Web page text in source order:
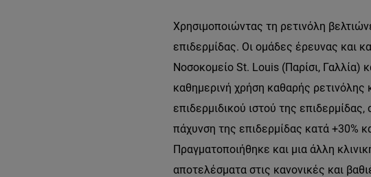
Χρησιμοποιώντας τη ρετινόλη
επιδερμίδας. Οι ομάδες έρευνας και
Νοσοκομείο St. Louis (Παρίσι, Γαλλία)
καθημερινή χρήση καθαρής
επιδερμιδικού ιστού της
πάχυνση της επιδερμίδας κατά +30%
Πραγματοποιήθηκε και μια άλλη
αποτελέσματα στις κανονικές και